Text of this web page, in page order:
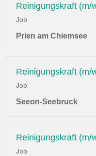
Reinigungskraft (m/
Job
Prien am Chiemsee
Reinigungskraft (m/
Job
Seeon-Seebruck
Reinigungskraft (m/
Job